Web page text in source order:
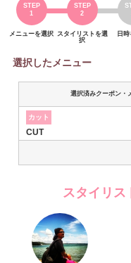
メニューを選択 スタイリストを選
択
日
選択したメニュー
選択済みクーポン・
カット
CUT
スタイリス